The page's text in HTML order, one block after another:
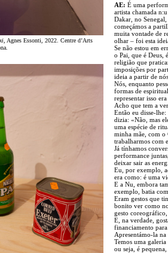
, Agnes Essonti, 2022. Centre d’Arts
AE: É uma
artista chamada
Dakar, no
começámos a
muita vontade de
olhar – foi esta
Se não estou em
o Pai, que é Deus,
religião que
imposições por
ideia a partir de
Nós, enquanto
formas de
representar isso
Acho que tem a
Então eu disse-
dizia: «Não, mas
uma espécie de
minha mãe, com o
trabalharmos com
Já tínhamos
performance
deixar sair as
Eu, por exemplo,
era como: é uma
E a Nu, embora
exemplo, batia
Eram gestos que
bonito ver como
gesto
E, na verdade,
financiamento
Apresentámo-la
Temos uma
ou seja, é